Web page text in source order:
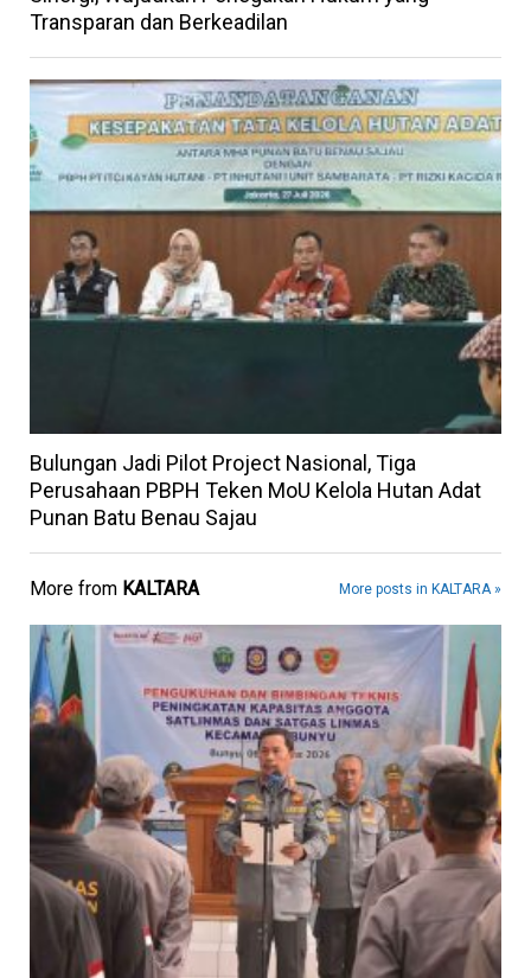
Transparan dan Berkeadilan
Bulungan Jadi Pilot Project Nasional, Tiga
Perusahaan PBPH Teken MoU Kelola Hutan Adat
Punan Batu Benau Sajau
More from KALTARA More posts in KALTARA »